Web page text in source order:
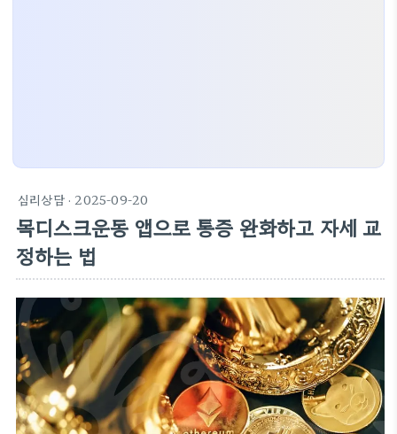
심리상담· 2025-09-20
목디스크운동 앱으로 통증 완화하고 자세 교
정하는 법